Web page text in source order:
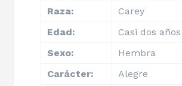
Raza:
Carey
Edad:
Casi dos años
Sexo:
Hembra
Carácter:
Alegre